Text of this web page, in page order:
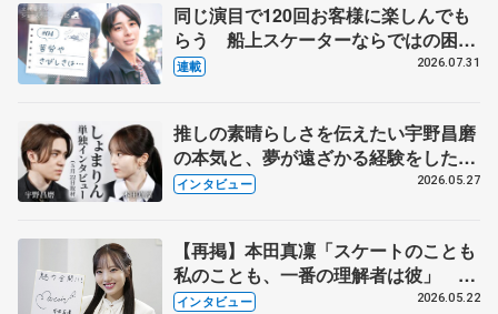
同じ演目で120回お客様に楽しんでも
らう 船上スケーターならではの困難
とは 影響あったPIW前キャプテン松
連載 2026.07.31
推しの素晴らしさを伝えたい宇野昌磨
の本気と、夢が遠ざかる経験をした本
田真凜の覚悟
インタビュー 2026.05.27
【再掲】本田真凜「スケートのことも
私のことも、一番の理解者は彼」 引
退時の単独インタビューで語った競技
インタビュー 2026.05.22